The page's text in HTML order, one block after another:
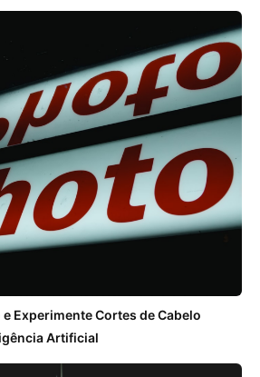
Experimente Cortes de Cabelo
Artificial